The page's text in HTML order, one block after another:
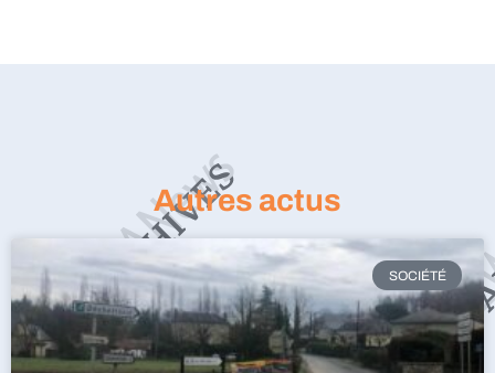
Autres actus
SOCIÉTÉ